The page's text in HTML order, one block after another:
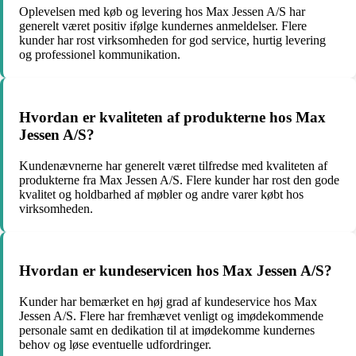
Oplevelsen med køb og levering hos Max Jessen A/S har
generelt været positiv ifølge kundernes anmeldelser. Flere
kunder har rost virksomheden for god service, hurtig levering
og professionel kommunikation.
Hvordan er kvaliteten af produkterne hos Max
Jessen A/S?
Kundenævnerne har generelt været tilfredse med kvaliteten af
produkterne fra Max Jessen A/S. Flere kunder har rost den gode
kvalitet og holdbarhed af møbler og andre varer købt hos
virksomheden.
Hvordan er kundeservicen hos Max Jessen A/S?
Kunder har bemærket en høj grad af kundeservice hos Max
Jessen A/S. Flere har fremhævet venligt og imødekommende
personale samt en dedikation til at imødekomme kundernes
behov og løse eventuelle udfordringer.